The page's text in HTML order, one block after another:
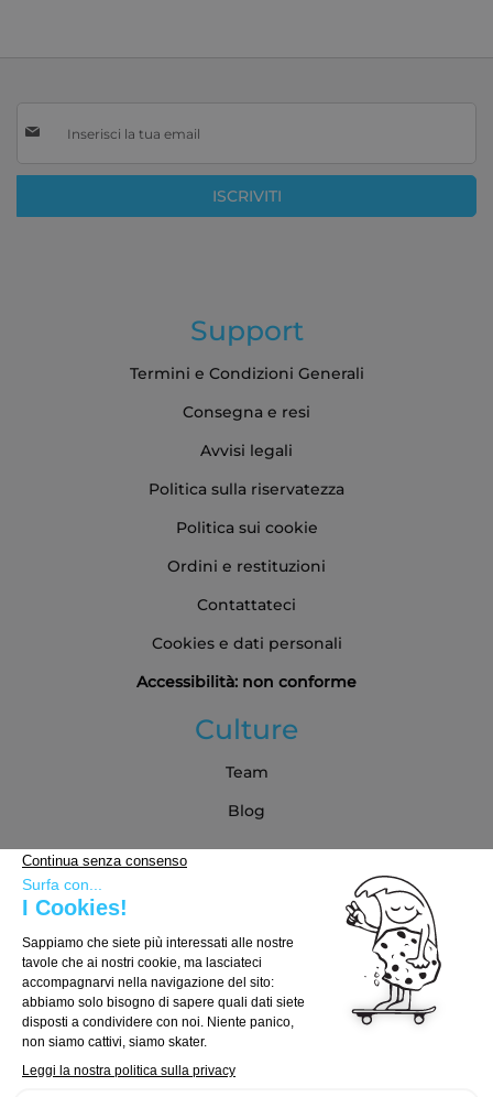
alla
Newsletter:
ISCRIVITI
Support
Termini e Condizioni Generali
Consegna e resi
Avvisi legali
Politica sulla riservatezza
Politica sui cookie
Ordini e restituzioni
Contattateci
Cookies e dati personali
Accessibilità: non conforme
Culture
Team
Blog
Guida all'acquisto
Come scegliere la tua tavola